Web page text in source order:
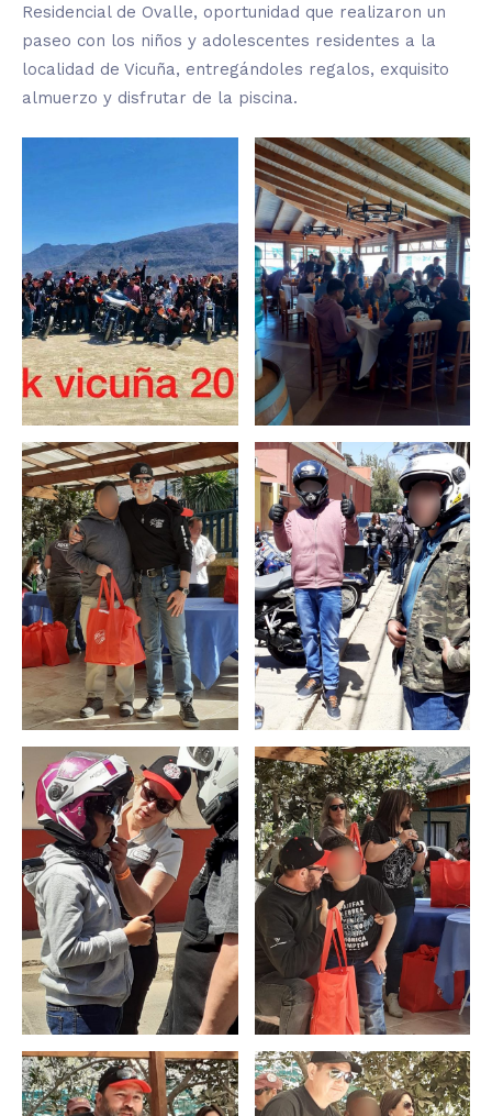
Residencial de Ovalle, oportunidad que realizaron un
paseo con los niños y adolescentes residentes a la
localidad de Vicuña, entregándoles regalos, exquisito
almuerzo y disfrutar de la piscina.